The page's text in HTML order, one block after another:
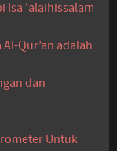
Isa 'alaihissalam
Qur’an adalah
dan
Untuk